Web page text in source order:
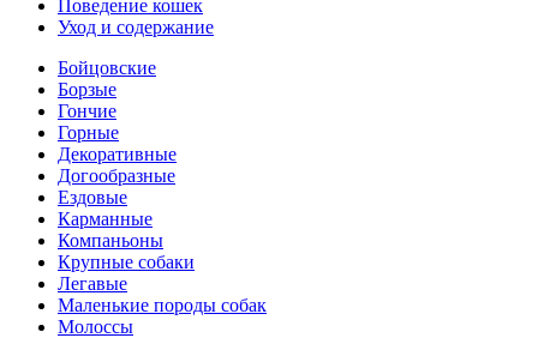
Поведение кошек
Уход и содержание
Бойцовские
Борзые
Гончие
Горные
Декоративные
Догообразные
Ездовые
Карманные
Компаньоны
Крупные собаки
Легавые
Маленькие породы собак
Молоссы